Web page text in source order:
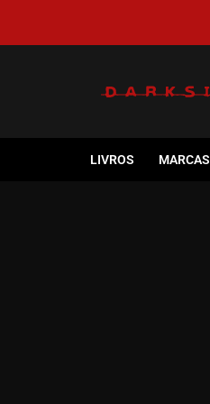
LIVROS MARCAS